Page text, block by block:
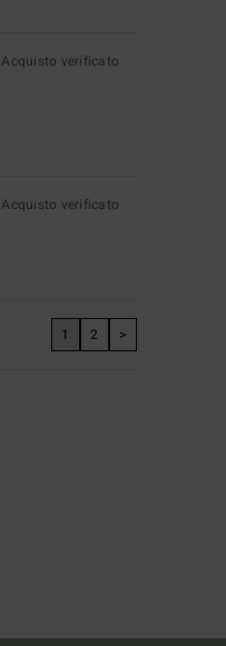
Acquisto verificato
Acquisto verificato
1 2 >